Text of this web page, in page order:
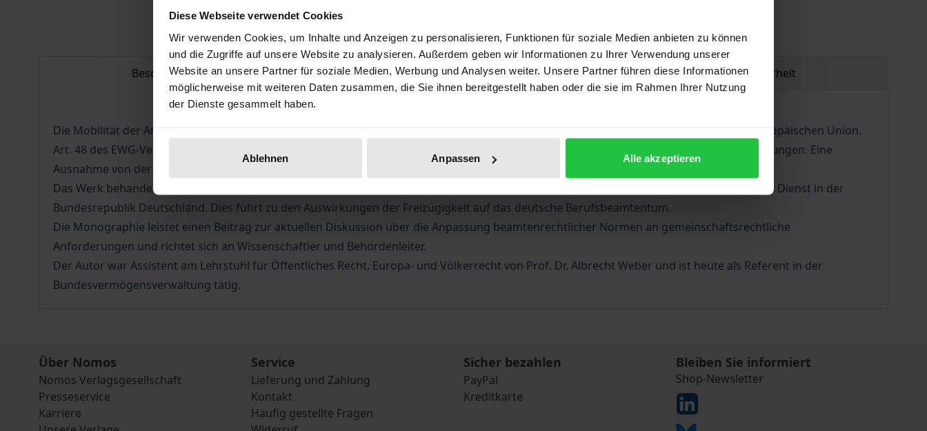
Diese Webseite verwendet Cookies
Wir verwenden Cookies, um Inhalte und Anzeigen zu personalisieren, Funktionen für soziale Medien anbieten zu können
und die Zugriffe auf unsere Website zu analysieren. Außerdem geben wir Informationen zu Ihrer Verwendung unserer
Website an unsere Partner für soziale Medien, Werbung und Analysen weiter. Unsere Partner führen diese Informationen
möglicherweise mit weiteren Daten zusammen, die Sie ihnen bereitgestellt haben oder die sie im Rahmen Ihrer Nutzung
der Dienste gesammelt haben.
Ablehnen Anpassen Alle akzeptieren
Beschreibung Bibliografische Angaben Produktsicherheit
Die Mobilität der Arbeitnehmer gehört zu den grundlegenden Bedingungen für ein Zusammenwachsen der Staaten Europas zu einer Europäischen Union.
Art. 48 des EWG-Vertrages garantiert dem EG-Bürger freien Zugang zu den Arbeitsmärkten der Gemeinschaft zu inländergleichen Bedingungen. Eine
Ausnahme von der Freizügigkeitsgewährleistung bildet die Beschäftigung in der öffentlichen Verwaltung.
Das Werk behandelt die Reichweite dieses Vorbehaltes zum Schutz der staatlichen Souveränität und seine Bedeutung für den öffentlichen Dienst in der
Bundesrepublik Deutschland. Dies führt zu den Auswirkungen der Freizügigkeit auf das deutsche Berufsbeamtentum.
Die Monographie leistet einen Beitrag zur aktuellen Diskussion über die Anpassung beamtenrechtlicher Normen an gemeinschaftsrechtliche
Anforderungen und richtet sich an Wissenschaftler und Behördenleiter.
Der Autor war Assistent am Lehrstuhl für Öffentliches Recht, Europa- und Völkerrecht von Prof. Dr. Albrecht Weber und ist heute als Referent in der
Bundesvermögensverwaltung tätig.
Über Nomos
Nomos Verlagsgesellschaft
Presseservice
Karriere
Service
Lieferung und Zahlung
Kontakt
Häufig gestellte Fragen
Sicher bezahlen
PayPal
Kreditkarte
Bleiben Sie informiert
Shop-Newsletter